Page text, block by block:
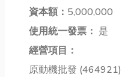
小編現在就帶
你一次了解油
漆工程...
中獎...
資本額： 5,000,000
使用統一發票： 是
經營項目：
原動機批發 (464921)